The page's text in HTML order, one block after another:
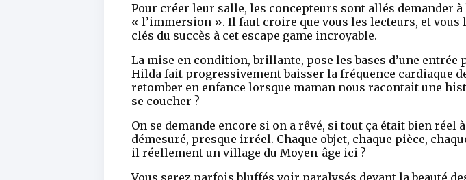
Pour créer leur salle, les concepteurs sont allés demander
« l’immersion ». Il faut croire que vous les lecteurs, et
clés du succès à cet escape game incroyable.
La mise en condition, brillante, pose les bases d’une
Hilda fait progressivement baisser la fréquence cardiaque
retomber en enfance lorsque maman nous racontait une
se coucher ?
On se demande encore si on a rêvé, si tout ça était bien réel
démesuré, presque irréel. Chaque objet, chaque pièce,
il réellement un village du Moyen-âge ici ?
Vous serez parfois bluffés voir paralysés devant la beauté